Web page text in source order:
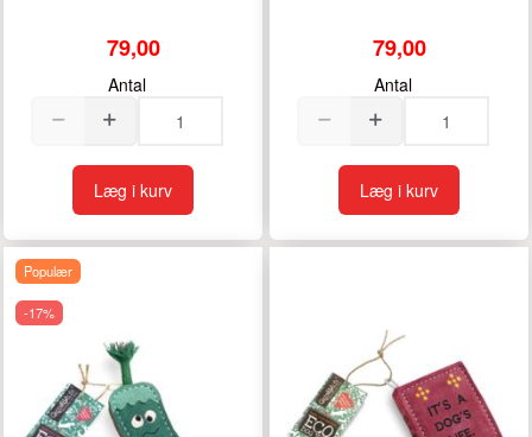
79,00
Antal
Læg i kurv
79,00
Antal
Læg i kurv
Populær
-17%